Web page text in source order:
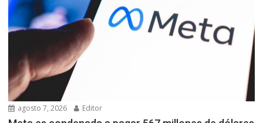
agosto 7, 2026 Editor